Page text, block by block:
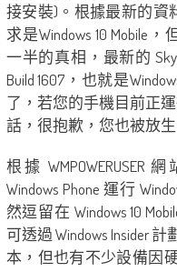
接安裝)。根據最新的資
求是Windows 10 Mobile，
一半的真相，最新的
Build 1607，也就是
了，若您的手機目前正運行
話，很抱歉，您也被放生
根據
Windows Phone 運行
然逗留在 Windows 10
可透過 Windows Insider 計
本，但也有不少設備因